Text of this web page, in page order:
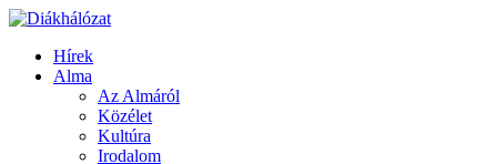
Hírek
Alma
Az Almáról
Közélet
Kultúra
Irodalom